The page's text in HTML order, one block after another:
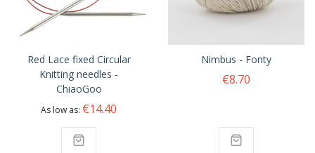
Red Lace fixed Circular
Knitting needles -
ChiaoGoo
As low as €14.40
Nimbus - Fonty
€8.70